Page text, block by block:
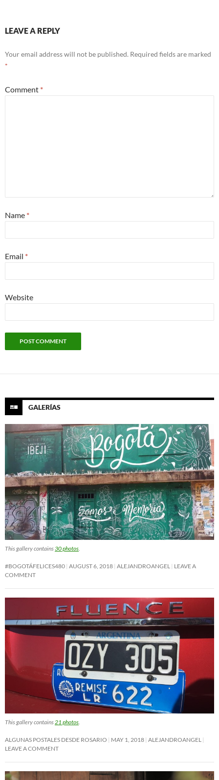
LEAVE A REPLY
Your email address will not be published. Required fields are marked
*
Comment *
Name *
Email *
Website
GALERÍAS
This gallery contains30 photos
#BOGOTÁFELICES480 AUGUST 6, 2018 ALEJANDROANGEL
LEAVE A
COMMENT
This gallery contains 21 photos
ALGUNAS POSTALES DESDE ROSARIO MAY 1, 2018 ALEJANDROANGEL
LEAVE A COMMENT